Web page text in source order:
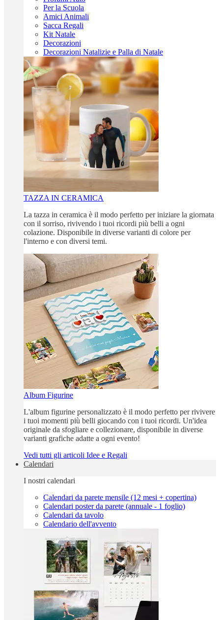
Per la Scuola
Amici Animali
Sacca Regali
Kit Natale
Decorazioni
Decorazioni Natalizie e Palla di Natale
TAZZA IN CERAMICA
La tazza in ceramica è il modo perfetto per iniziare la giornata
con il sorriso, rivivendo i tuoi ricordi più belli a ogni
colazione. Disponibile in diverse varianti di colore per
l'interno e con diversi temi.
Album Figurine
L'album figurine personalizzato è il modo perfetto per rivivere
i tuoi momenti più belli giocando con i tuoi ricordi. Un'idea
originale da sfogliare e collezionare, disponibile in diverse
varianti grafiche adatte a ogni evento!
Vedi tutti gli articoli Idee e Regali
Calendari
I nostri calendari
Calendari da parete mensile (12 mesi + copertina)
Calendari poster da parete (annuale - 1 foglio)
Calendari da tavolo
Calendario dell'avvento